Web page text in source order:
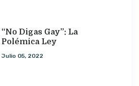
“No Digas Gay”: La
Polémica Ley
Julio 05, 2022